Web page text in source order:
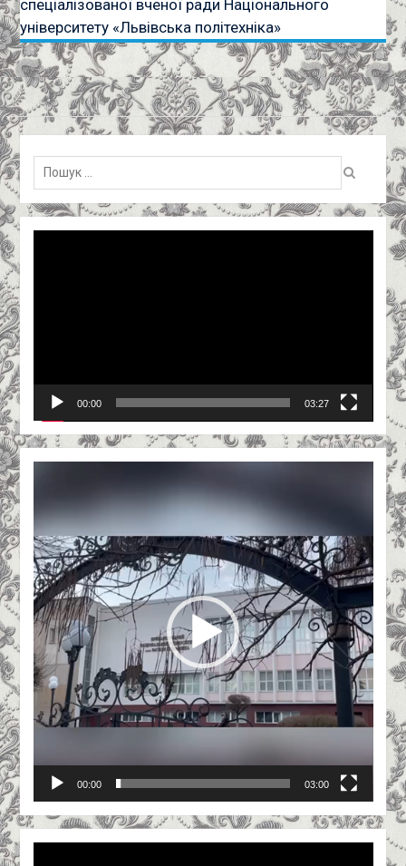
спеціалізованої вченої ради Національного
університету «Львівська політехніка»
Пошук:
00:00 03:27
00:00 03:00